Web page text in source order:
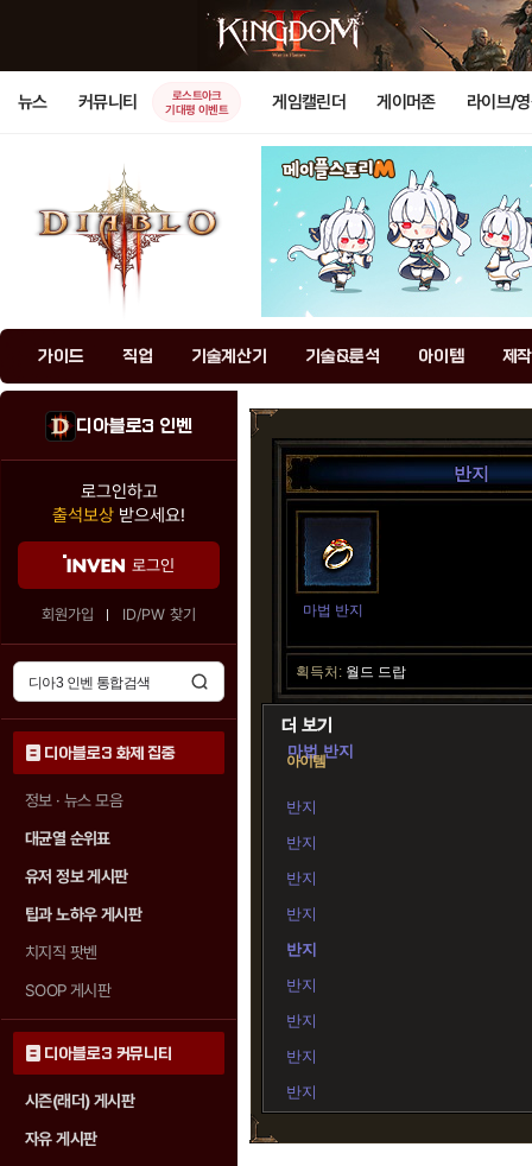
뉴스 커뮤니티
로스트아크
기대평 이벤트
게임캘린더 게이머존 라이브/
가이드 직업 기술계산기 기술&룬석 아이템 제
디아블로3 인벤
로그인하고
출석보상 받으세요!
로그인
회원가입 ID/PW 찾기
디아블로3 화제 집중
정보 · 뉴스 모음
대균열 순위표
유저 정보 게시판
팁과 노하우 게시판
치지직 팟벤
SOOP 게시판
디아블로3 커뮤니티
시즌(래더) 게시판
자유 게시판
반지
마법 반지
획득처: 월드 드랍
마법 반지
아이템
반지
반지
반지
반지
반지
반지
반지
반지
반지